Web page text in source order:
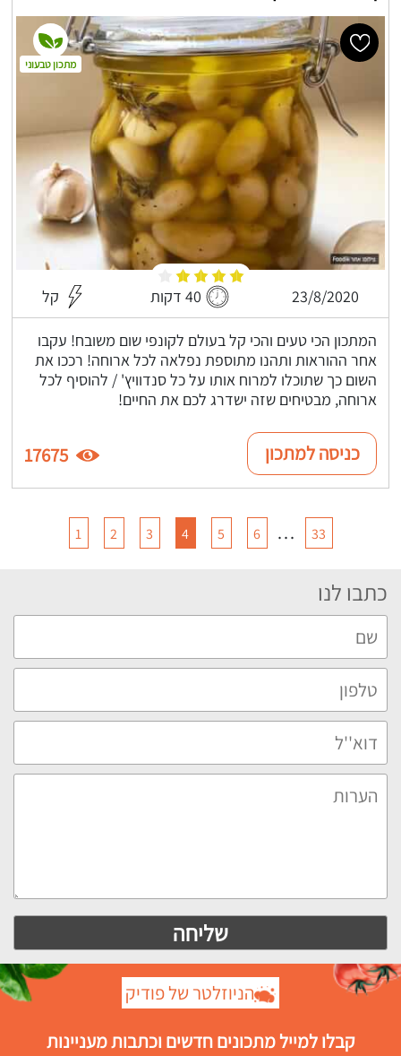
23/8/2020 40 דקות קל
המתכון הכי טעים והכי קל בעולם לקונפי שום משובח! עקבו
אחר ההוראות ותהנו מתוספת נפלאה לכל ארוחה! רככו את
השום כך שתוכלו למרוח אותו על כל סנדוויץ' / להוסיף לכל
ארוחה, מבטיחים שזה ישדרג לכם את החיים!
מתכון טבעוני
כניסה למתכון 17675
1 2 3 4 5 6 … 33
כתבו לנו
הניוזלטר של פודיק
קבלו למייל מתכונים חדשים וכתבות מעניינות